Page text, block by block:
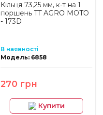
Кільця 73,25 мм, к-т на 1
поршень TT AGRO MOTO
- 173D
В наявності
Модель: 6858
270 грн
Купити